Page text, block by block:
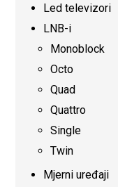
Led televizori
LNB-i
Monoblock
Octo
Quad
Quattro
Single
Twin
Mjerni uređaji